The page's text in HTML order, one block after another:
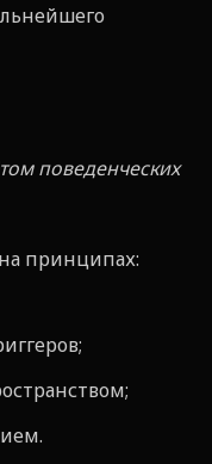
том поведенческих
принципах: